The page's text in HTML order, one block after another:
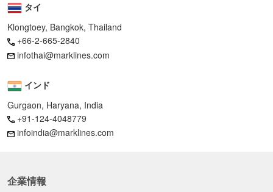
タイ
Klongtoey, Bangkok, Thailand
+66-2-665-2840
infothai@marklines.com
インド
Gurgaon, Haryana, India
+91-124-4048779
infoindia@marklines.com
企業情報